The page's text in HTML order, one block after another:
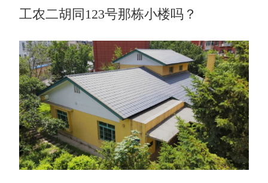
工农二胡同123号那栋小楼吗？